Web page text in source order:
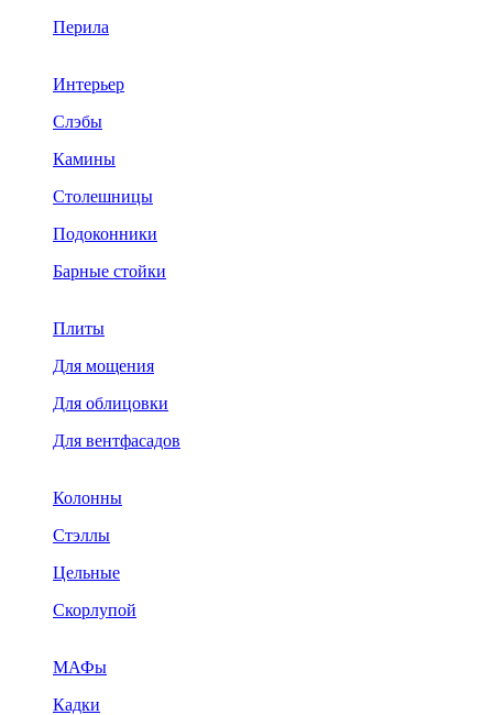
Перила
Интерьер
Слэбы
Камины
Столешницы
Подоконники
Барные стойки
Плиты
Для мощения
Для облицовки
Для вентфасадов
Колонны
Стэллы
Цельные
Скорлупой
МАФы
Кадки